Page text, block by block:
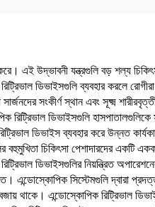
এই উদ্ভাবনী যন্ত্রগুলি বড় শল্য
ডিভাইসগুলি ব্যবহার করলে
সংকীর্ণ স্থান এবং সূক্ষ্ম
রিট্রিভাল ডিভাইসগুলি হাসপাতালগুলিকে
ডিভাইস ব্যবহার করে উন্নত
বহুমুখিতা চিকিৎসা পেশাদারদের একটি
ডিভাইসগুলির নিয়ন্ত্রিত
এন্ডোস্কোপিক সিস্টেমগুলি দ্বারা
থাকে। এন্ডোস্কোপিক রিট্রিভাল